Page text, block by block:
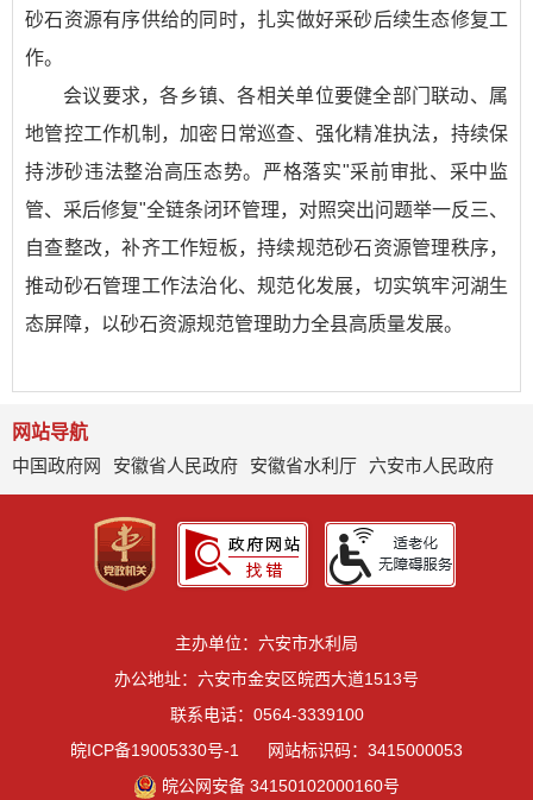
砂石资源有序供给的同时，扎实做好采砂后续生态修复工
作。
会议要求，各乡镇、各相关单位要健全部门联动、属
地管控工作机制，加密日常巡查、强化精准执法，持续保
持涉砂违法整治高压态势。严格落实"采前审批、采中监
管、采后修复"全链条闭环管理，对照突出问题举一反三、
自查整改，补齐工作短板，持续规范砂石资源管理秩序，
推动砂石管理工作法治化、规范化发展，切实筑牢河湖生
态屏障，以砂石资源规范管理助力全县高质量发展。
网站导航
中国政府网
安徽省人民政府 安徽省水利厅 六安市人民政府
主办单位：六安市水利局
办公地址：六安市金安区皖西大道1513号
联系电话：0564-3339100
皖ICP备19005330号-1
网站标识码：3415000053
皖公网安备 34150102000160号